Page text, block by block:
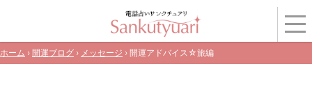
ホーム › 開運ブログ › メッセージ › 開運アドバイス☆旅編